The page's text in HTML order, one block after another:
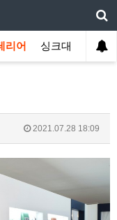
리어 싱크대
2021.07.28 18:09